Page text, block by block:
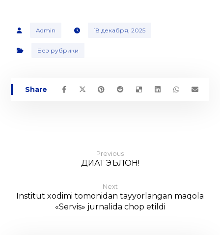
Admin 18 декабря, 2025
Без рубрики
Previous
ДИҚҚАТ ЭЪЛОН!
Next
Institut xodimi tomonidan tayyorlangan maqola
«Servis» jurnalida chop etildi